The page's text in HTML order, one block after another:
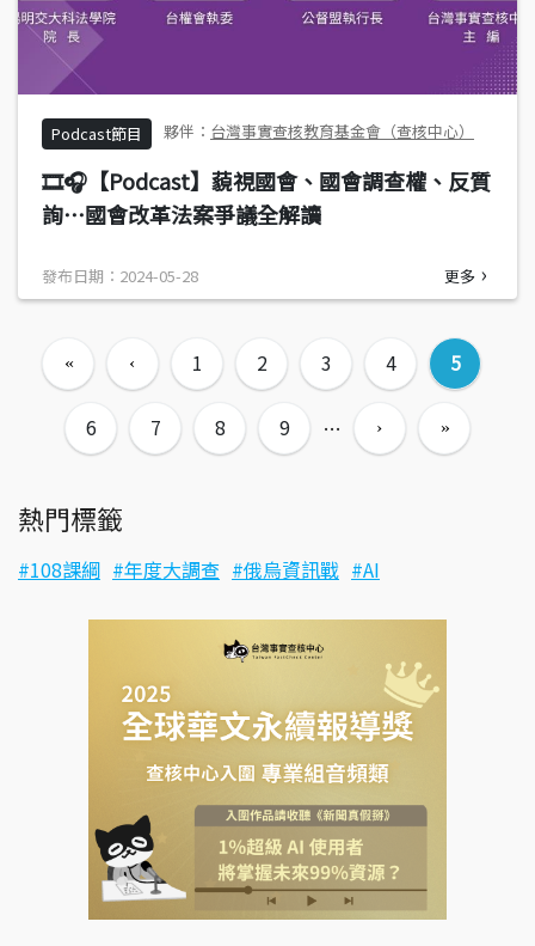
Podcast節目 台灣事實查核教育基金會（查核中心）
🎞️🎧【Podcast】藐視國會、國會調查權、反質
詢⋯國會改革法案爭議全解讀
發布日期：2024-05-28 更多
1 2 3 4 5
6 7 8 9 …
熱門標籤
108課綱 年度大調查 俄烏資訊戰 AI